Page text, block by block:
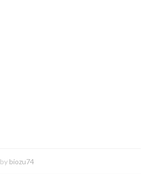
by biozu74